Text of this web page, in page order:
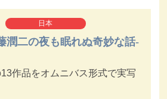
日本
潤二の夜も眠れぬ奇妙な話-
作品をオムニバス形式で実写